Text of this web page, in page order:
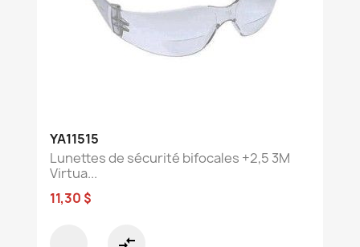
YA11515
Lunettes de sécurité bifocales +2,5 3M
Virtua...
11,30 $